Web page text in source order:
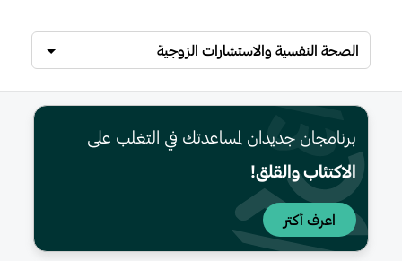
الصحة النفسية والاستشارات الزوجية
برنامجان جديدان لمساعدتك في التغلب على
الاكتئاب والقلق!
اعرف أكتر